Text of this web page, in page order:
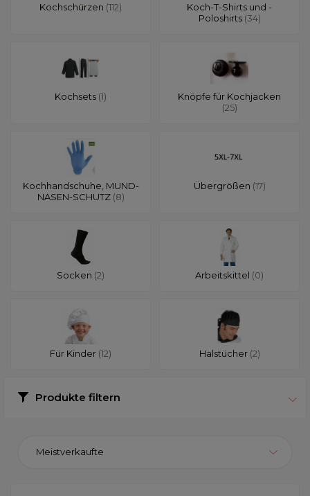
Kochschürzen (112)
Koch-T-Shirts und -
Poloshirts (34)
Kochsets (1)
Knöpfe für Kochjacken
(25)
Kochhandschuhe, MUND-
NASEN-SCHUTZ (8)
Übergrößen (17)
Socken (2) Arbeitskittel (0)
Für Kinder (12) Halstücher (2)
Produkte filtern
Meistverkaufte